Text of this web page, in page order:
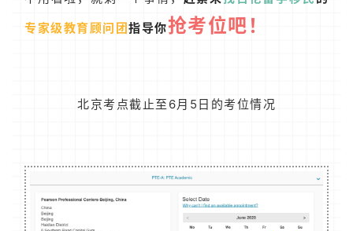
专家级教育顾问团 指导你抢考位吧！
北京考点截止至6月5日的考位情况